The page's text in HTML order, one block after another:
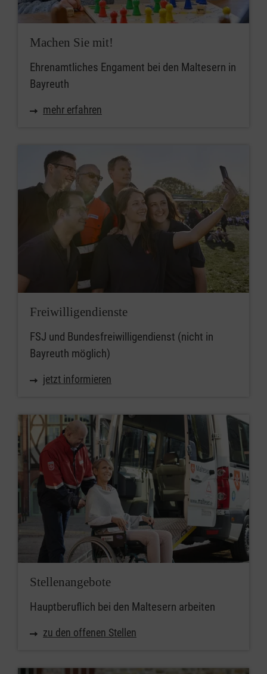
Machen Sie mit!
Ehrenamtliches Engament bei den Maltesern in
Bayreuth
mehr erfahren
Freiwilligendienste
FSJ und Bundesfreiwilligendienst (nicht in
Bayreuth möglich)
jetzt informieren
Stellenangebote
Hauptberuflich bei den Maltesern arbeiten
zu den offenen Stellen